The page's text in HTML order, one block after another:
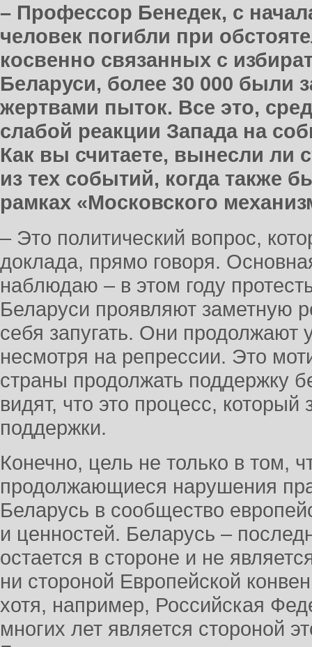
– Профессор Бенедек, с
человек погибли при
косвенно связанных с
Беларуси, более 30 000 были
жертвами пыток. Все это,
слабой реакции Запада на
Как вы считаете, вынесли
из тех событий, когда также
рамках «Московского
– Это политический вопрос,
доклада, прямо говоря.
наблюдаю – в этом году
Беларуси проявляют заметную
себя запугать. Они продолжают
несмотря на репрессии. Это
страны продолжать поддержку
видят, что это процесс, который
поддержки.
Конечно, цель не только в том,
продолжающиеся нарушения
Беларусь в сообщество
и ценностей. Беларусь –
остается в стороне и не
ни стороной Европейской
хотя, например, Российская
многих лет является стороной